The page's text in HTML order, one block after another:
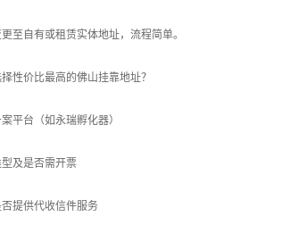
至自有或租赁实体地址，流程简单。
性价比最高的佛山挂靠地址？
平台（如永瑞孵化器）
及是否需开票
否提供代收信件服务